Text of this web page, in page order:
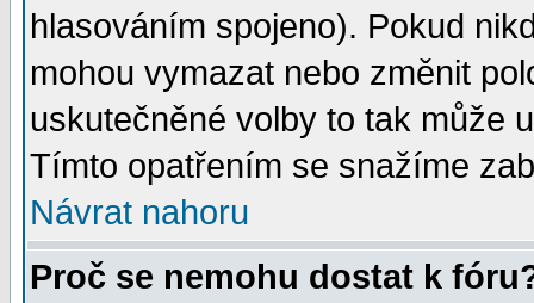
hlasováním spojeno). Pokud
mohou vymazat nebo změnit
uskutečněné volby to tak může
Tímto opatřením se snažíme
Návrat nahoru
Proč se nemohu dostat k